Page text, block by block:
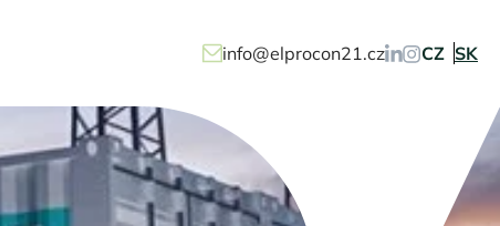
info@elprocon21.cz CZ SK